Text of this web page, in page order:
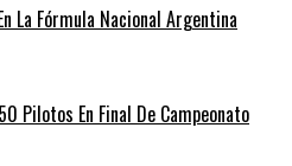
La Fórmula Nacional Argentina
Pilotos En Final De Campeonato